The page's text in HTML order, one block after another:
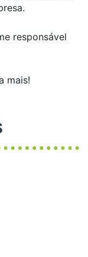
responsável
mais!